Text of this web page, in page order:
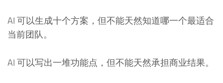
AI 可以生成十个方案，但不能天然知道哪一个最适合
当前团队。
AI 可以写出一堆功能点，但不能天然承担商业结果。